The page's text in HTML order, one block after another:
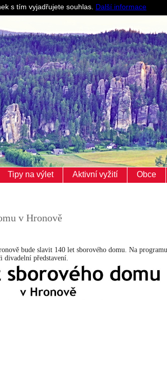
Pro ubytovatele
Tipy na výlet Aktivní vyžití Obce
v Hronově
bude slavit 140 let sborového domu. Na
divadelní představení.
s tím vyjadřujete souhlas. Další informace